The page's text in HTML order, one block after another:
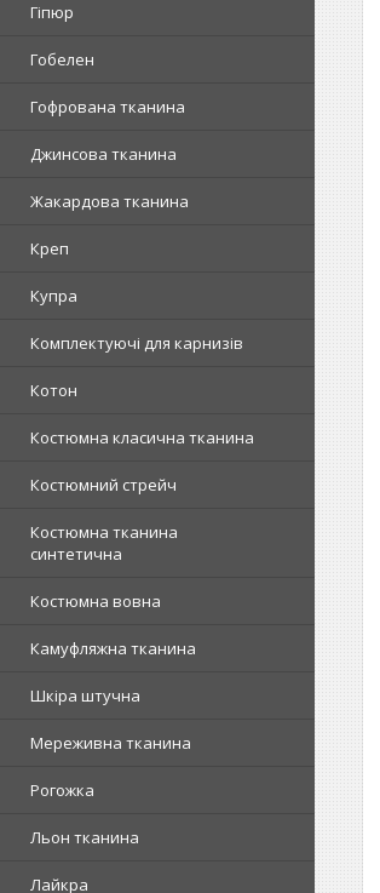
Гіпюр
Гобелен
Гофрована тканина
Джинсова тканина
Жакардова тканина
Креп
Купра
Комплектуючі для карнизів
Котон
Костюмна класична тканина
Костюмний стрейч
Костюмна тканина
синтетична
Костюмна вовна
Камуфляжна тканина
Шкіра штучна
Мереживна тканина
Рогожка
Льон тканина
Лайкра